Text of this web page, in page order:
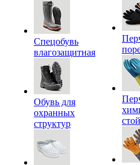
Спецобувь
влагозащитная
Обувь для
охранных
структур